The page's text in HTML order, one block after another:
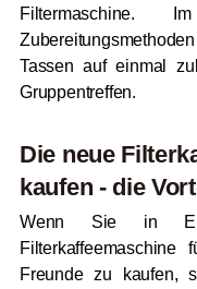
Filtermaschine.
Tassen auf einmal
Gruppentreffen.
Die neue
kaufen - die
Wenn Sie in
Freunde zu kaufen,